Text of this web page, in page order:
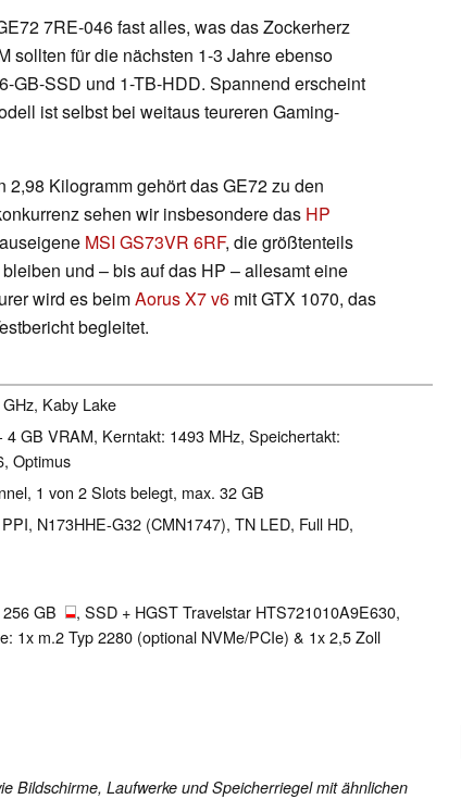
7RE-046 fast alles, was das Zockerherz
sollten für die nächsten 1-3 Jahre ebenso
GB-SSD und 1-TB-HDD. Spannend erscheint
ist selbst bei weitaus teureren Gaming-
Kilogramm gehört das GE72 zu den
sehen wir insbesondere das HP
MSI GS73VR 6RF, die größtenteils
und – bis auf das HP – allesamt eine
wird es beimAorus X7 v6 mit GTX 1070, das
begleitet.
Kaby Lake
4 GB VRAM, Kerntakt: 1493 MHz, Speichertakt:
Optimus
1 von 2 Slots belegt, max. 32 GB
N173HHE-G32 (CMN1747), TN LED, Full HD,
GB
, SSD + HGST Travelstar HTS721010A9E630,
1x m.2 Typ 2280 (optional NVMe/PCIe) & 1x 2,5 Zoll
Bildschirme, Laufwerke und Speicherriegel mit ähnlichen